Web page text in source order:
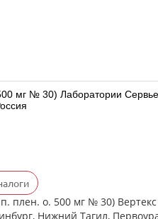
мг № 30) Лаборатории
мг № 60) Лаборатории Сервье
плен. о. 500 мг № 30)
Нижний Тагил,